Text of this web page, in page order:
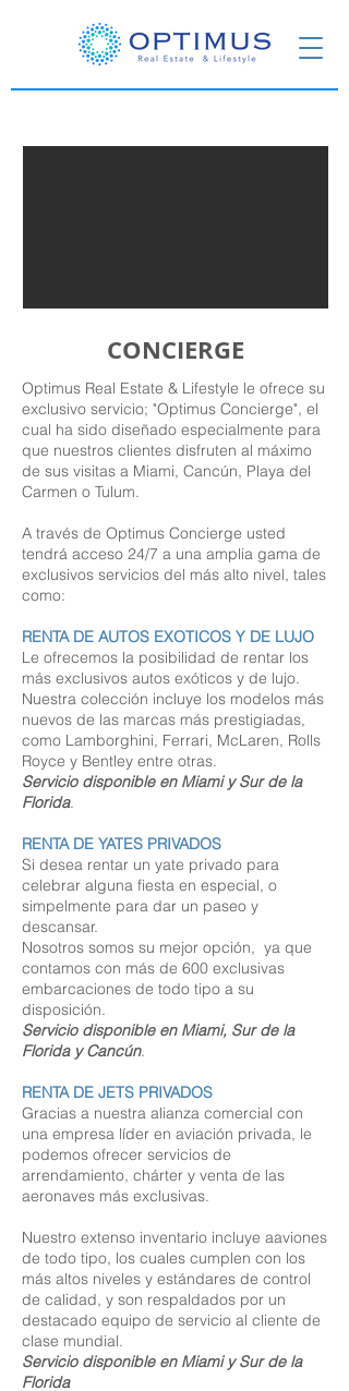
CONCIERGE
Optimus Real Estate & Lifestyle le ofrece su
exclusivo servicio; "Optimus Concierge", el
cual ha sido diseñado especialmente para
que nuestros clientes disfruten al máximo
de sus visitas a Miami, Cancún, Playa del
Carmen o Tulum.
A través de Optimus Concierge usted
tendrá acceso 24/7 a una amplia gama de
exclusivos servicios del más alto nivel, tales
como:
RENTA DE AUTOS EXOTICOS Y DE LUJO
Le ofrecemos la posibilidad de rentar los
más exclusivos autos exóticos y de lujo.
Nuestra colección incluye los modelos más
nuevos de las marcas más prestigiadas,
como Lamborghini, Ferrari, McLaren, Rolls
Royce y Bentley entre otras.
Servicio disponible en Miami y Sur de la
Florida.
RENTA DE YATES PRIVADOS
Si desea rentar un yate privado para
celebrar alguna fiesta en especial, o
simpelmente para dar un paseo y
descansar.
Nosotros somos su mejor opción, ya que
contamos con más de 600 exclusivas
embarcaciones de todo tipo a su
disposición.
Servicio disponible en Miami, Sur de la
Florida y Cancún.
RENTA DE JETS PRIVADOS
Gracias a nuestra alianza comercial con
una empresa líder en aviación privada, le
podemos ofrecer servicios de
arrendamiento, chárter y venta de las
aeronaves más exclusivas.
Nuestro extenso inventario incluye aaviones
de todo tipo, los cuales cumplen con los
más altos niveles y estándares de control
de calidad, y son respaldados por un
destacado equipo de servicio al cliente de
clase mundial.
Servicio disponible en Miami y Sur de la
Florida